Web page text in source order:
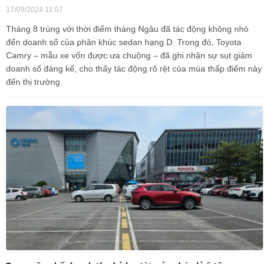
17/09/2024 11:07
Tháng 8 trùng với thời điểm tháng Ngâu đã tác động không nhỏ
đến doanh số của phân khúc sedan hạng D. Trong đó, Toyota
Camry – mẫu xe vốn được ưa chuộng – đã ghi nhận sự sụt giảm
doanh số đáng kể, cho thấy tác động rõ rệt của mùa thấp điểm này
đến thị trường.